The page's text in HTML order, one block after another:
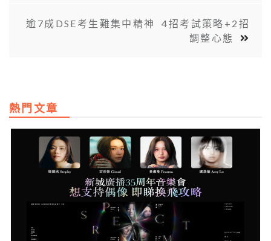
逾7成DSE考生難集中精神 4招考試策略+2招
調整心態
熱門文章